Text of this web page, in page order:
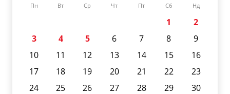
Пн Вт Ср Чт Пт Сб Нд
1
2
3
4 5 6 7 8
9
10
11 12 13 14 15
16
17
18 19 20 21 22
23
24
25 26 27 28 29
30